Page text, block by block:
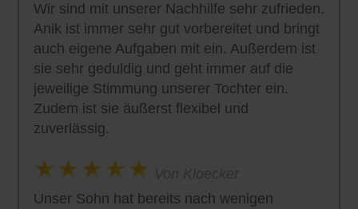
Wir sind mit unserer Nachhilfe sehr zufrieden.
Anik ist immer sehr gut vorbereitet und bringt
auch eigene Aufgaben mit ein. Außerdem ist
sie sehr geduldig und geht immer auf die
jeweilige Stimmung unserer Tochter ein.
Zudem ist sie äußerst flexibel und
zuverlässig.
Unser Sohn hat bereits nach wenigen